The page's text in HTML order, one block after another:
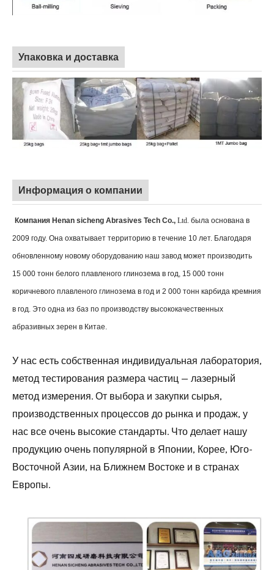
Упаковка и доставка
Информация о компании
Компания Henan sicheng Abrasives Tech Co., Ltd. была основана в
2009 году. Она охватывает территорию в течение 10 лет. Благодаря
обновленному новому оборудованию наш завод может производить
15 000 тонн белого плавленого глинозема в год, 15 000 тонн
коричневого плавленого глинозема в год и 2 000 тонн карбида кремния
в год. Это одна из баз по производству высококачественных
абразивных зерен в Китае.
У нас есть собственная индивидуальная лаборатория,
метод тестирования размера частиц — лазерный
метод измерения. От выбора и закупки сырья,
производственных процессов до рынка и продаж, у
нас все очень высокие стандарты. Что делает нашу
продукцию очень популярной в Японии, Корее, Юго-
Восточной Азии, на Ближнем Востоке и в странах
Европы.